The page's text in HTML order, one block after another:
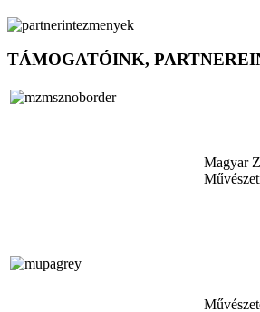
TÁMOGATÓINK,
Magyar